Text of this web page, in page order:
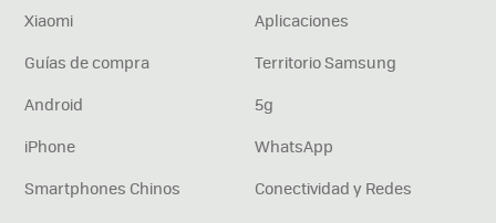
Xiaomi
Aplicaciones
Guías de compra
Territorio Samsung
Android
5g
iPhone
WhatsApp
Smartphones Chinos
Conectividad y Redes